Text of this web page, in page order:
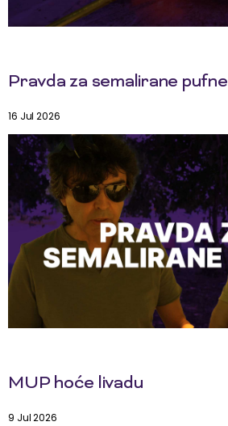
Pravda za semalirane pufne
16 Jul 2026
MUP hoće livadu
9 Jul 2026